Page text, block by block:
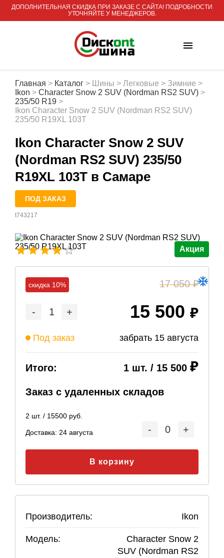
ДОПОЛНИТЕЛЬНАЯ СКИДКА ПРИ ЗАКАЗЕ С САЙТА! ПОДРОБНОСТИ
УТОЧНЯЙТЕ У МЕНЕДЖЕРОВ.
Главная > Каталог > Шины > Легковые > Зимние >
Ikon > Character Snow 2 SUV (Nordman RS2 SUV) >
235/50 R19 >
Ikon Character Snow 2 SUV (Nordman RS2 SUV)
235/50 R19XL 103T
Ikon Character Snow 2 SUV
(Nordman RS2 SUV) 235/50
R19XL 103T в Самаре
ПОД ЗАКАЗ
t743217
Акция
скидка 10% 17 050
- 1 + 15 500
Под заказ забрать 15 августа
Итого: 1 шт. / 15 500
Заказ с удаленных складов
2 шт. / 15500 руб.
Доставка: 24 августа - 0 +
В корзину
Производитель: Ikon
Модель:
Character Snow 2
SUV (Nordman RS2